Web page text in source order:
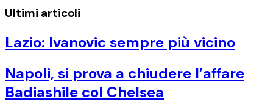
Ultimi articoli
Lazio: Ivanovic sempre più vicino
Napoli, si prova a chiudere l’affare
Badiashile col Chelsea